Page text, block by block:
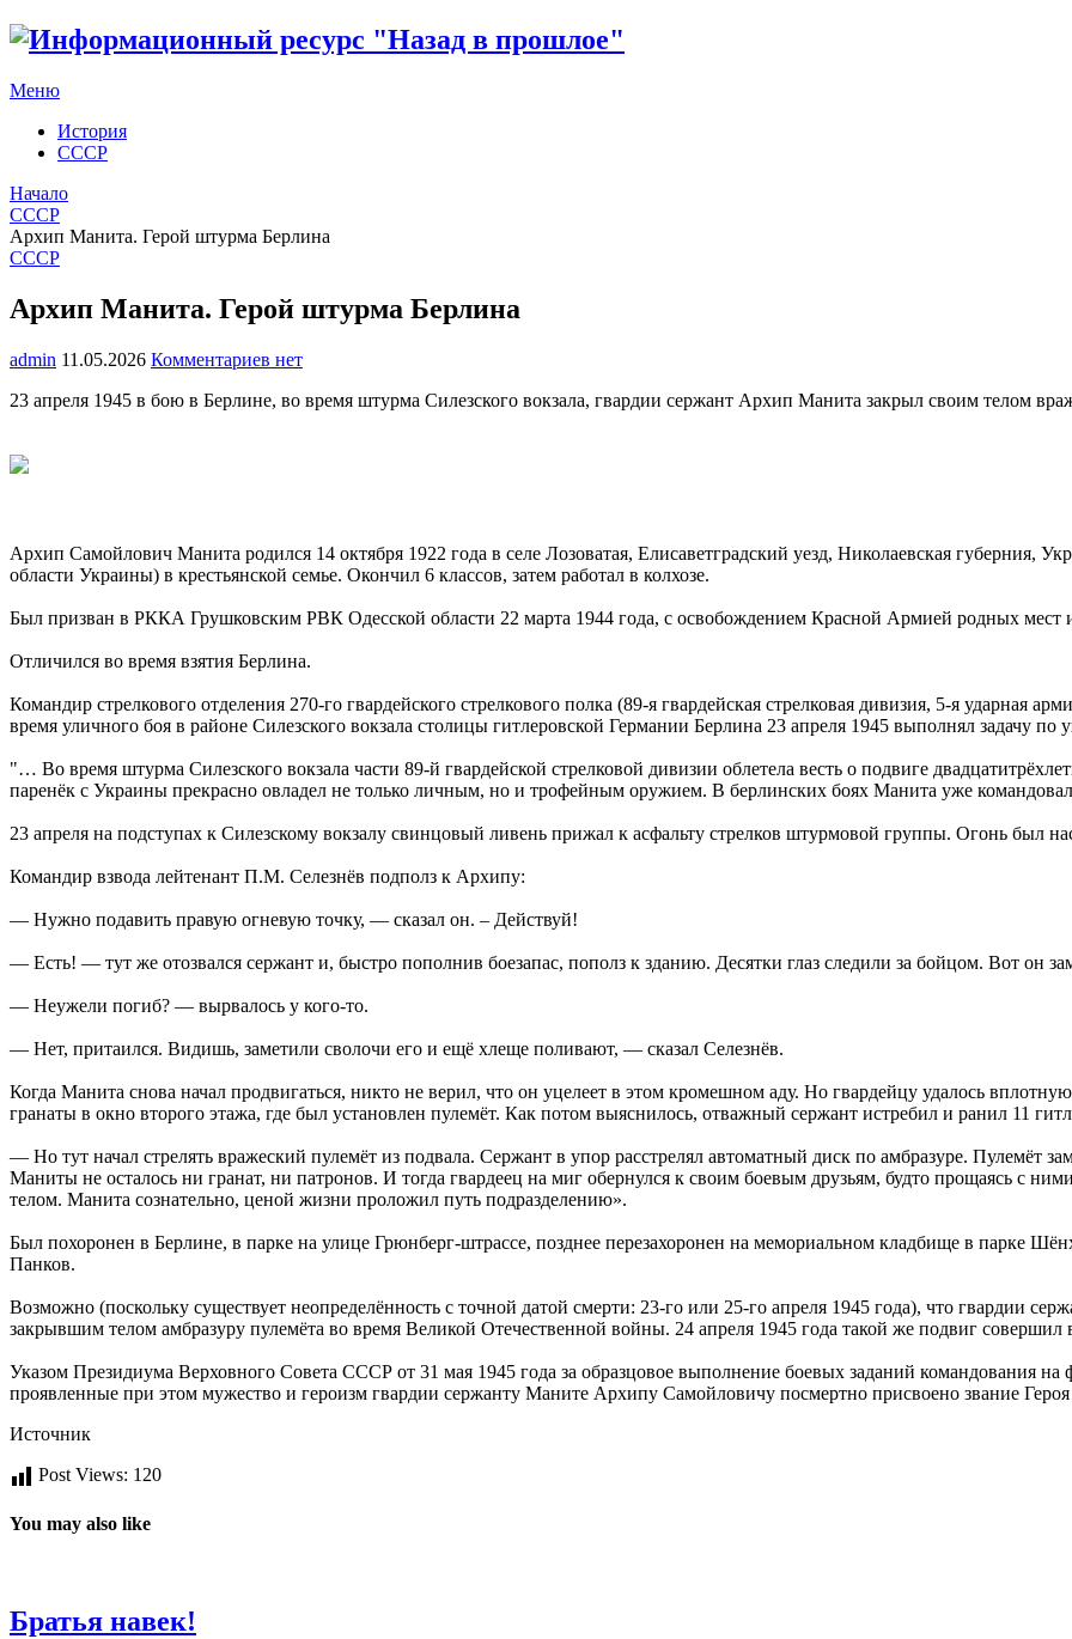
Меню
История
СССР
Начало
СССР
Архип Манита. Герой штурма Берлина
СССР
Архип Манита. Герой штурма Берлина
admin 11.05.2026 Комментариев нет
23 апреля 1945 в бою в Берлине, во время штурма Силезского вокзала, гвардии сержант Архип Манита закрыл своим телом
Архип Самойлович Манита родился 14 октября 1922 года в селе Лозоватая, Елисаветградский уезд, Николаевская губерния,
области Украины) в крестьянской семье. Окончил 6 классов, затем работал в колхозе.
Был призван в РККА Грушковским РВК Одесской области 22 марта 1944 года, с освобождением Красной Армией родных мест
Отличился во время взятия Берлина.
Командир стрелкового отделения 270-го гвардейского стрелкового полка (89-я гвардейская стрелковая дивизия, 5-я ударная
время уличного боя в районе Силезского вокзала столицы гитлеровской Германии Берлина 23 апреля 1945 выполнял задачу
"… Во время штурма Силезского вокзала части 89-й гвардейской стрелковой дивизии облетела весть о подвиге
паренёк с Украины прекрасно овладел не только личным, но и трофейным оружием. В берлинских боях Манита уже
23 апреля на подступах к Силезскому вокзалу свинцовый ливень прижал к асфальту стрелков штурмовой группы. Огонь был
Командир взвода лейтенант П.M. Селезнёв подполз к Архипу:
— Нужно подавить правую огневую точку, — сказал он. – Действуй!
— Есть! — тут же отозвался сержант и, быстро пополнив боезапас, пополз к зданию. Десятки глаз следили за бойцом. Вот он
— Неужели погиб? — вырвалось у кого-то.
— Нет, притаился. Видишь, заметили сволочи его и ещё хлеще поливают, — сказал Селезнёв.
Когда Манита снова начал продвигаться, никто не верил, что он уцелеет в этом кромешном аду. Но гвардейцу удалось
гранаты в окно второго этажа, где был установлен пулемёт. Как потом выяснилось, отважный сержант истребил и ранил 11
— Но тут начал стрелять вражеский пулемёт из подвала. Сержант в упор расстрелял автоматный диск по амбразуре. Пулемёт
Маниты не осталось ни гранат, ни патронов. И тогда гвардеец на миг обернулся к своим боевым друзьям, будто прощаясь с
телом. Манита сознательно, ценой жизни проложил путь подразделению».
Был похоронен в Берлине, в парке на улице Грюнберг-штрассе, позднее перезахоронен на мемориальном кладбище в парке
Панков.
Возможно (поскольку существует неопределённость с точной датой смерти: 23-го или 25-го апреля 1945 года), что гвардии
закрывшим телом амбразуру пулемёта во время Великой Отечественной войны. 24 апреля 1945 года такой же подвиг совершил
Указом Президиума Верховного Совета СССР от 31 мая 1945 года за образцовое выполнение боевых заданий командования
проявленные при этом мужество и героизм гвардии сержанту Маните Архипу Самойловичу посмертно присвоено звание
Источник
Post Views: 120
You may also like
Братья навек!